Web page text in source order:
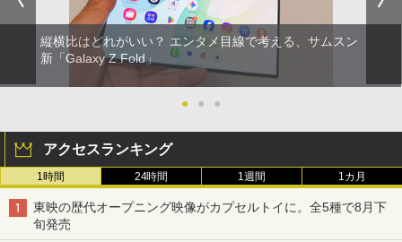
縦横比はどれがいい？ エンタメ目線で考える、サムスン
新「Galaxy Z Fold」
● ● ●
アクセスランキング
1時間 24時間 1週間 1カ月
東映の歴代オープニング映像がカプセルトイに。全5種で8月下
旬発売